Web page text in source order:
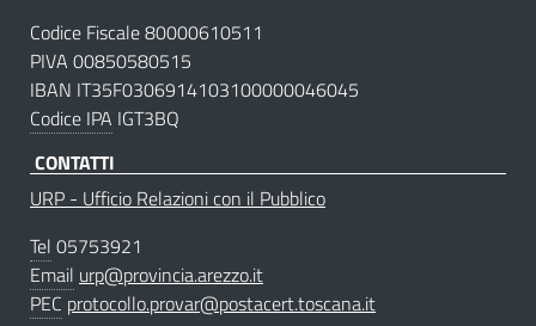
Codice Fiscale 80000610511
PIVA 00850580515
IBAN IT35F0306914103100000046045
Codice IPA IGT3BQ
CONTATTI
URP - Ufficio Relazioni con il Pubblico
Tel 05753921
Email urp@provincia.arezzo.it
PEC protocollo.provar@postacert.toscana.it